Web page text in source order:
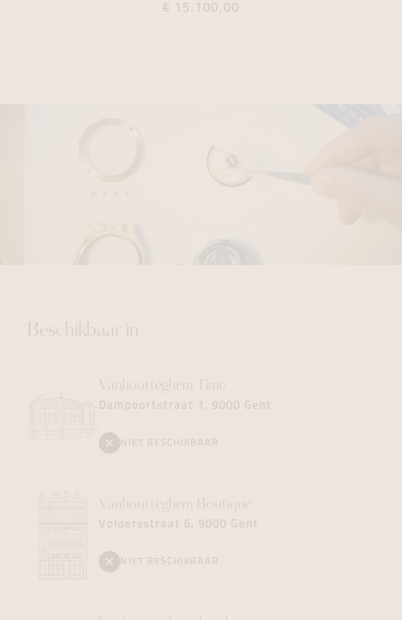
€ 15.100,00
Beschikbaar in
Vanhoutteghem Time
Dampoortstraat 1, 9000 Gent
NIET BESCHIKBAAR
Vanhoutteghem Boutique
Voldersstraat 6, 9000 Gent
NIET BESCHIKBAAR